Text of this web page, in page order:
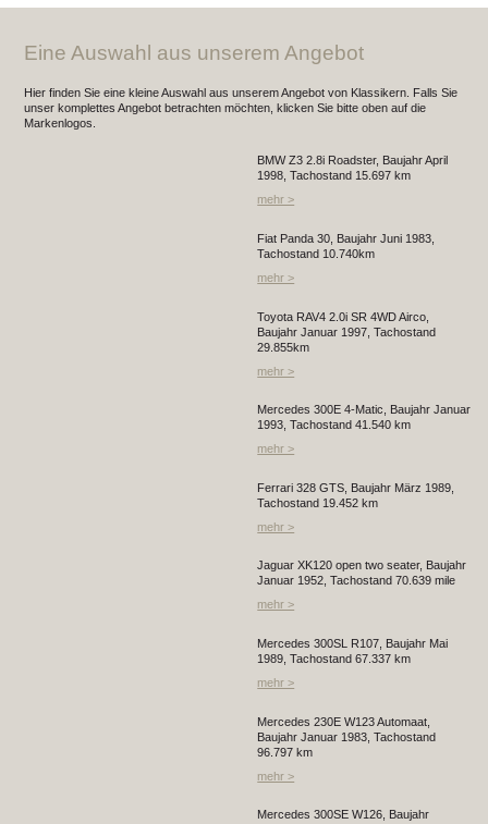
Eine Auswahl aus unserem Angebot
Hier finden Sie eine kleine Auswahl aus unserem Angebot von Klassikern. Falls Sie
unser komplettes Angebot betrachten möchten, klicken Sie bitte oben auf die
Markenlogos.
BMW Z3 2.8i Roadster, Baujahr April
1998, Tachostand 15.697 km
mehr >
Fiat Panda 30, Baujahr Juni 1983,
Tachostand 10.740km
mehr >
Toyota RAV4 2.0i SR 4WD Airco,
Baujahr Januar 1997, Tachostand
29.855km
mehr >
Mercedes 300E 4-Matic, Baujahr Januar
1993, Tachostand 41.540 km
mehr >
Ferrari 328 GTS, Baujahr März 1989,
Tachostand 19.452 km
mehr >
Jaguar XK120 open two seater, Baujahr
Januar 1952, Tachostand 70.639 mile
mehr >
Mercedes 300SL R107, Baujahr Mai
1989, Tachostand 67.337 km
mehr >
Mercedes 230E W123 Automaat,
Baujahr Januar 1983, Tachostand
96.797 km
mehr >
Mercedes 300SE W126, Baujahr